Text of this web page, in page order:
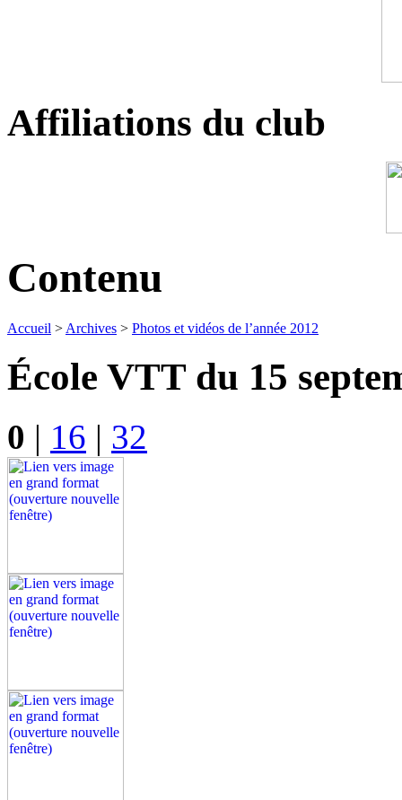
Affiliations du club
Contenu
Accueil > Archives > Photos et vidéos de l’année 2012
École VTT du 15
0 | 16 | 32